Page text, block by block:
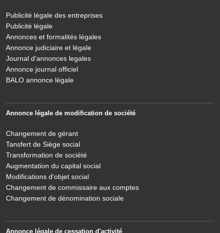
Publicité légale des entreprises
Publicité légale
Annonces et formalités légales
Annonce judiciaire et légale
Journal d'annonces legales
Annonce journal officiel
BALO annonce légale
Annonce légale de modification de société
Changement de gérant
Tansfert de Siège social
Transformation de société
Augmentation du capital social
Modifications d'objet social
Changement de commissaire aux comptes
Changement de dénomination sociale
Annonce légale de cessation d'activité